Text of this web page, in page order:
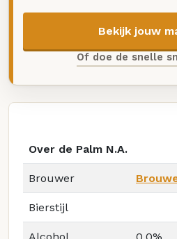
Bekijk jouw
Of doe de snelle
Over de Palm N.A.
Brouwer
Bierstijl